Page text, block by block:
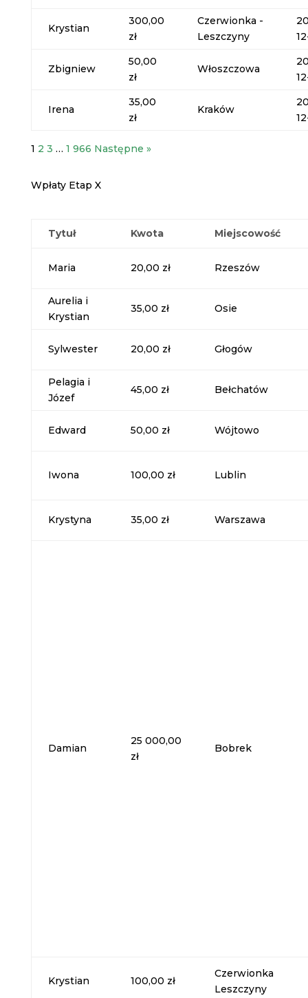
Krystian
300,00
zł
Czerwionka -
Leszczyny
Zbigniew
50,00
zł
Włoszczowa
Irena
35,00
zł
Kraków
1 2 3 … 1 966 Następne »
Wpłaty Etap X
Tytuł Kwota Miejscowość
Maria 20,00 zł Rzeszów
Aurelia i
Krystian
35,00 zł Osie
Sylwester 20,00 zł Głogów
Pelagia i
Józef
45,00 zł Bełchatów
Edward 50,00 zł Wójtowo
Iwona 100,00 zł Lublin
Krystyna 35,00 zł Warszawa
Damian
25 000,00
zł
Bobrek
Krystian 100,00 zł
Czerwionka
Leszczyny